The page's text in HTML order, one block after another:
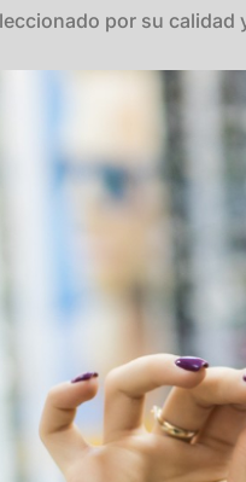
por su calidad